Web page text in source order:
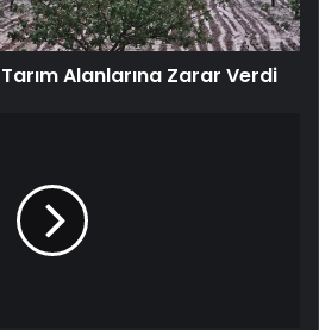
Alanlarına Zarar Verdi